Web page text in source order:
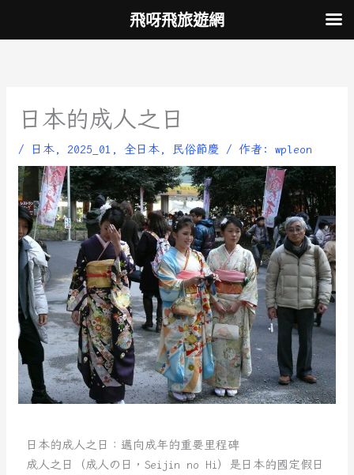
日本的成人之日
/ 日本, 2025_01 , 全日本, 民俗節慶 / 作者:wpleon
日本的成人之日：邁向成年的重要里程碑
成人之日（成人の日，Seijin no Hi）是日本的國定假日
飛呀飛旅遊網